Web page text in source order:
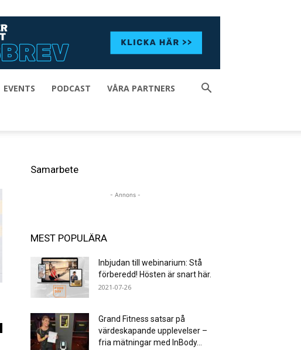
EVENTS PODCAST VÅRA PARTNERS
Samarbete
- Annons -
MEST POPULÄRA
Inbjudan till webinarium: Stå
förberedd! Hösten är snart här.
2021-07-26
Grand Fitness satsar på
värdeskapande upplevelser –
fria mätningar med InBody...